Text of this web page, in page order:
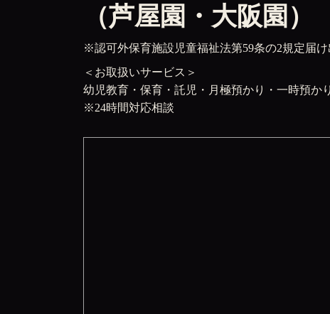
（芦屋園・大阪園）
※認可外保育施設児童福祉法第59条の2規定届け
＜お取扱いサービス＞
幼児教育・保育・託児・月極預かり・一時預か
※24時間対応相談